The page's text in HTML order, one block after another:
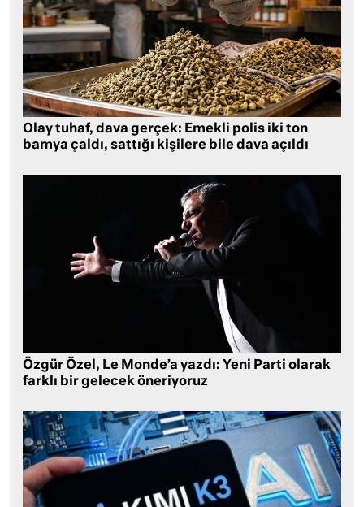
Olay tuhaf, dava gerçek: Emekli polis iki ton
bamya çaldı, sattığı kişilere bile dava açıldı
Özgür Özel, Le Monde’a yazdı: Yeni Parti olarak
farklı bir gelecek öneriyoruz